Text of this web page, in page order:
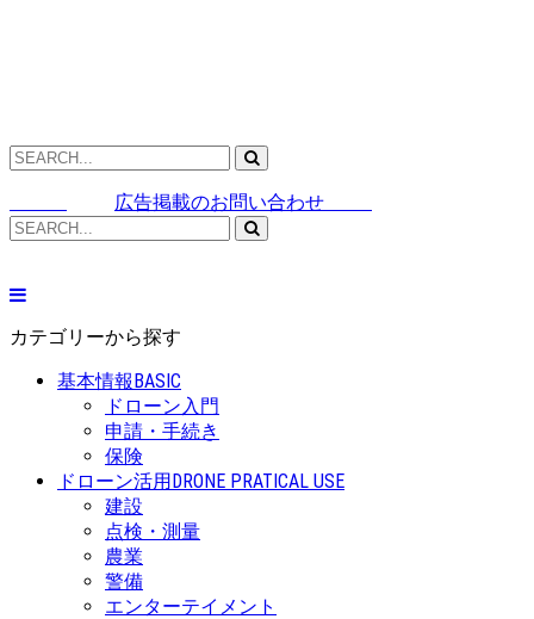
広告掲載のお問い合わせ
カテゴリーから探す
基本情報BASIC
ドローン入門
申請・手続き
保険
ドローン活用DRONE PRATICAL USE
建設
点検・測量
農業
警備
エンターテイメント